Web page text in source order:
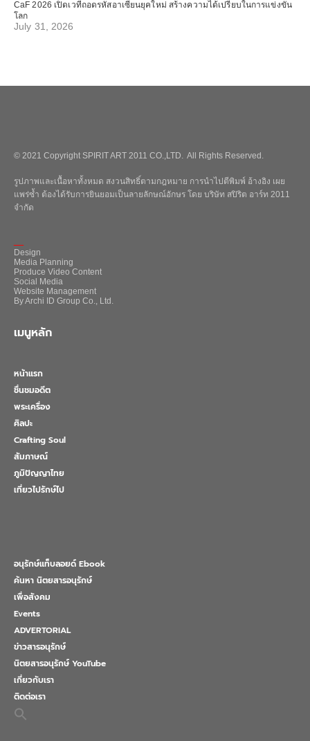
CaF 2026 เปิดเวทีถอดรหัสอาเซียนยุคใหม่ สร้างความได้เปรียบในการแข่งขัน
โลก
July 31, 2026
© 2021 Copyright SPIRIT ART 2011 CO.,LTD. All Rights Reserved.
รูปภาพและเนื้อหาทั้งหมด สงวนสิทธิ์ตามกฎหมาย การนำไปตีพิมพ์ อ้างอิง เผย
แพร่ซ้ำ ต้องได้รับการยินยอมเป็นลายลักษณ์อักษร โดย บริษัท สปิริต อาร์ท 2011
จำกัด
Design
Media Planning
Produce Video Content
Social Media
Website Management
By Archi ID Group Co., Ltd.
เมนูหลัก
หน้าแรก
ชื่นชมอดีต
พระเครื่อง
ศิลปะ
Crafting Soul
สัมภาษณ์
ภูมิปัญญาไทย
เที่ยวไปรักษ์ไป
อนุรักษ์แท็บลอยด์ Ebook
ค้นหา นิตยสารอนุรักษ์
เพื่อสังคม
Events
ADVERTORIAL
ข่าวสารอนุรักษ์
นิตยสารอนุรักษ์ YouTube
เกี่ยวกับเรา
ติดต่อเรา
Search
for: